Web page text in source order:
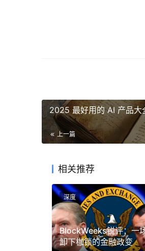
Patrick：Marc，我认为
Marc：这里面有很多维
法都源自过去20年，甚
因此，从知识发展的角度
但DeepSeek对这些知识
世界。这实际上相当令人
闭。
2025 最好用的 AI 产品大
上一篇
相关推荐
BlockWeeks锐评：一
卸下枷锁的金融政变
深度